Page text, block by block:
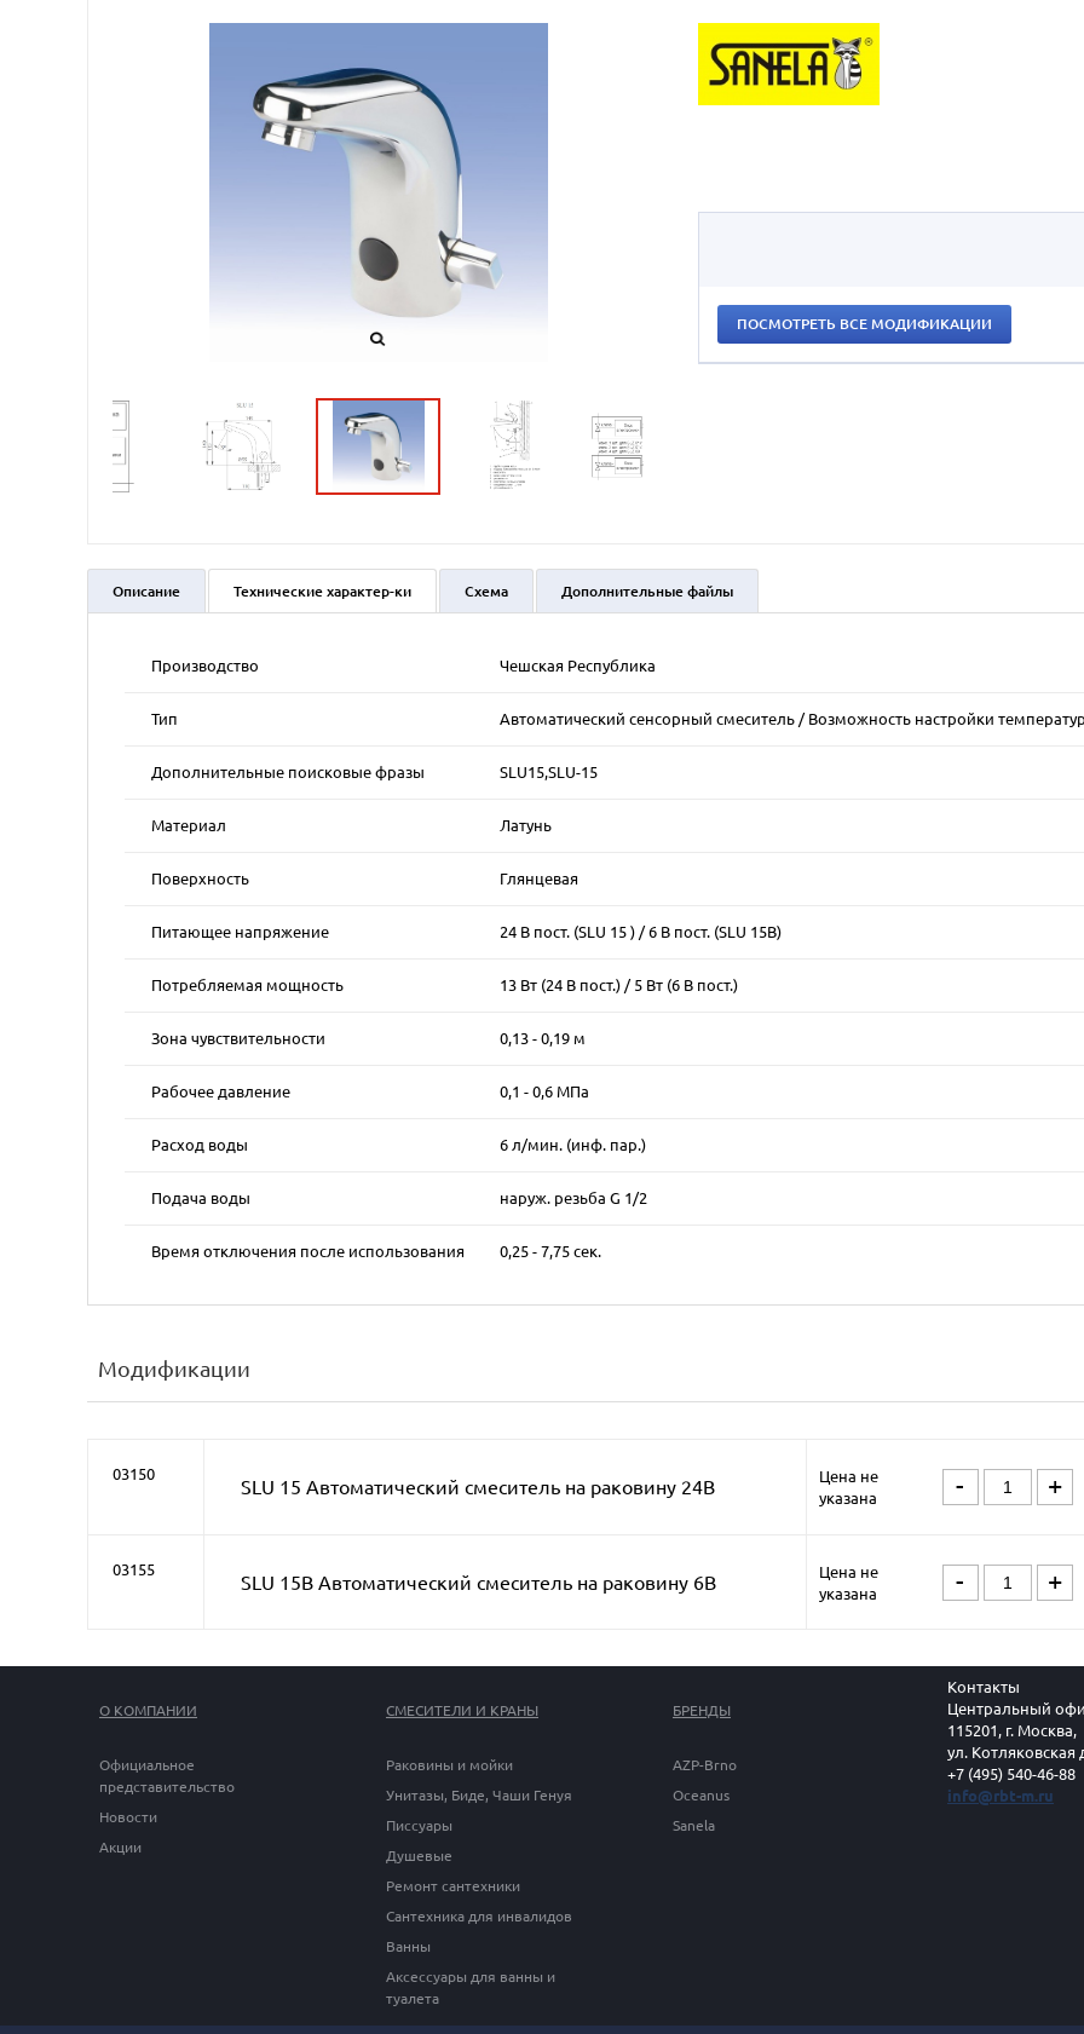
ПОСМОТРЕТЬ ВСЕ МОДИФИКАЦИИ
Описание Технические характер-ки Схема Дополнительные файлы
Производство Чешская Республика
Тип Автоматический сенсорный смеситель / Возможность настройки
Дополнительные поисковые фразы SLU15,SLU-15
Материал Латунь
Поверхность Глянцевая
Питающее напряжение 24 В пост. (SLU 15 ) / 6 В пост. (SLU 15B)
Потребляемая мощность 13 Вт (24 В пост.) / 5 Вт (6 В пост.)
Зона чувствительности 0,13 - 0,19 м
Рабочее давление 0,1 - 0,6 МПa
Расход воды 6 л/мин. (инф. пар.)
Подача воды наруж. резьба G 1/2
Время отключения после использования 0,25 - 7,75 сек.
Модификации
03150
SLU 15 Автоматический смеситель на раковину 24В
Цена не
указана
- +
03155
SLU 15B Автоматический смеситель на раковину 6В
Цена не
указана
- +
О КОМПАНИИ
Официальное
представительство
Новости
Акции
СМЕСИТЕЛИ И КРАНЫ
Раковины и мойки
Унитазы, Биде, Чаши Генуя
Писсуары
Душевые
Ремонт сантехники
Сантехника для инвалидов
Ванны
Аксессуары для ванны и
туалета
БРЕНДЫ
AZP-Brno
Oceanus
Sanela
Контакты
Центральный
115201, г. Москва,
ул. Котляковская
+7 (495) 540-46-88
info@rbt-m.ru